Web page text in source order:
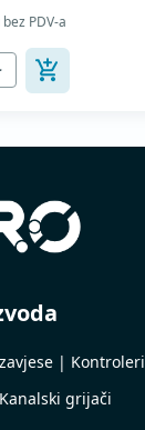
PDV-a
| Kontroleri
grijači